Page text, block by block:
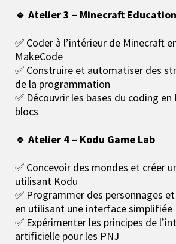
🔹 Atelier 3 – Minecraft Education
✅ Coder à l’intérieur de Minecraft
MakeCode
✅ Construire et automatiser des
de la programmation
✅ Découvrir les bases du coding
blocs
🔹 Atelier 4 – Kodu Game Lab
✅ Concevoir des mondes et créer
utilisant Kodu
✅ Programmer des personnages
en utilisant une interface simplifiée
✅ Expérimenter les principes de
artificielle pour les PNJ